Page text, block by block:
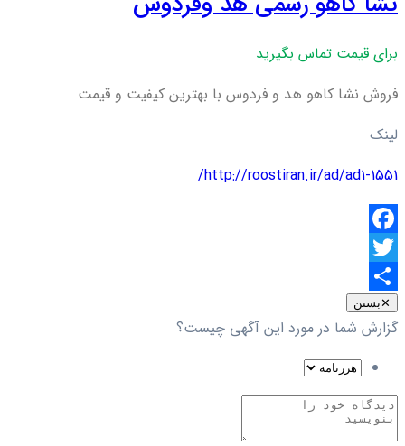
برای قیمت تماس بگیرید
فروش نشا کاهو هد و فردوس با بهترین کیفیت و قیمت
لینک
http://roostiran.ir/ad/ad1-1551/
Facebook
Twitter
اشتراک
گذاری
✕بستن
گزارش شما در مورد این آگهی چیست؟